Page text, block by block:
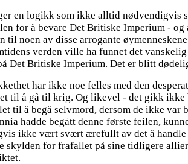
en logikk som ikke alltid nødvendigvis
for å bevare Det Britiske Imperium -
til noen av disse arrogante
verden ville ha funnet det
Det Britiske Imperium. Det er blitt
har ikke noe felles med den
til å gå til krig. Og likevel - det gikk
til å begå selvmord, dersom de ikke var
hadde begått denne første feilen,
ikke vært svært ærefullt av det å handle
skylden for frafallet på sine tidligere